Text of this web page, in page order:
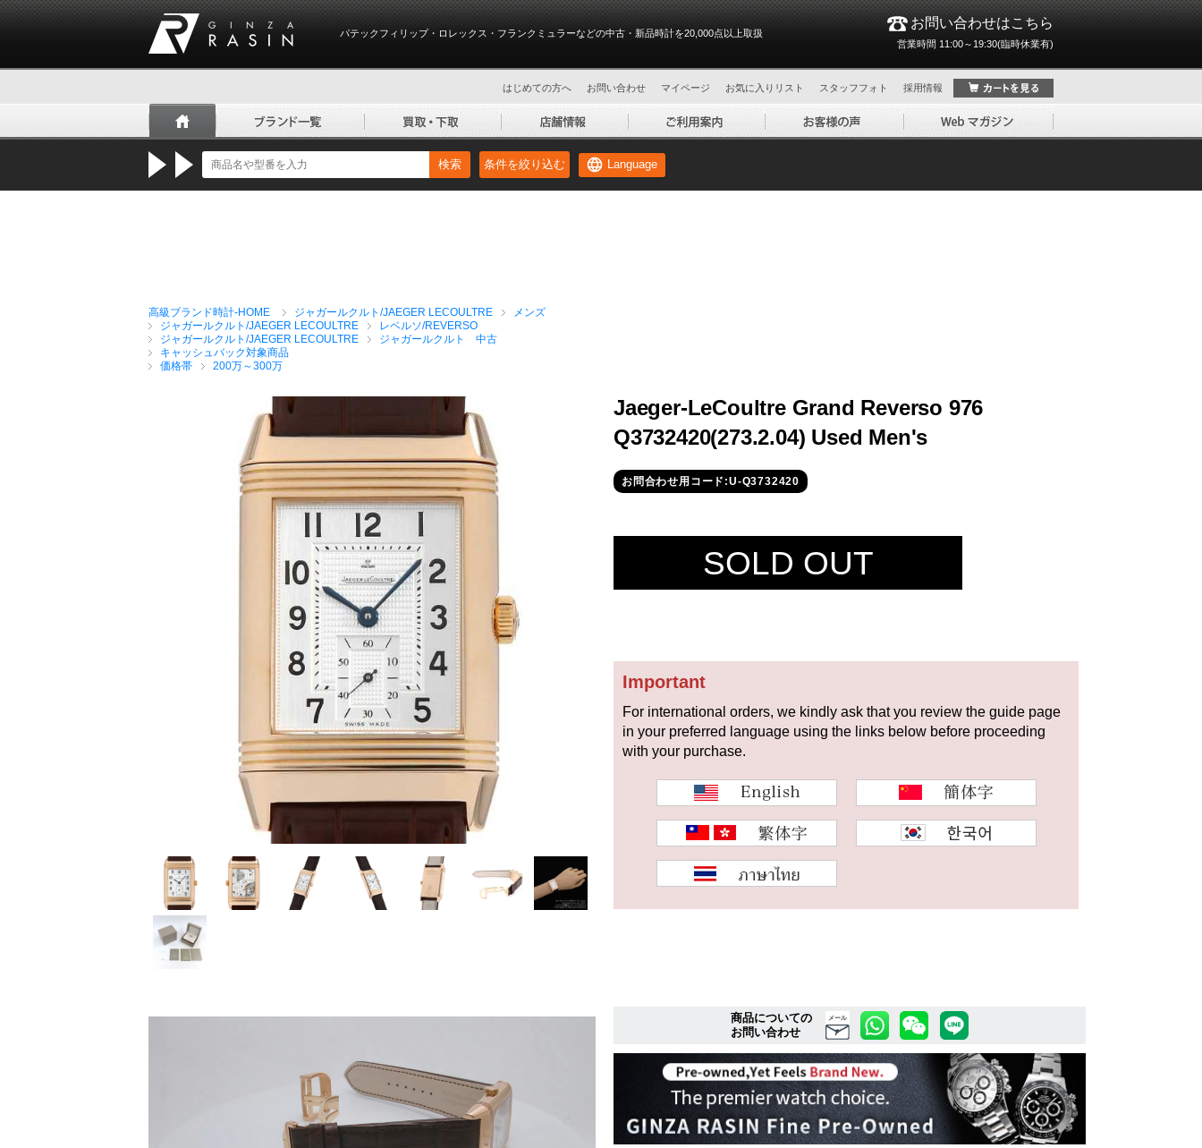
パテックフィリップ・ロレックス・フランクミュラーなどの中古・新品時計を20,000点以上取扱
お問い合わせはこちら
営業時間 11:00～19:30(臨時休業有)
はじめての方へ お問い合わせ マイページ お気に入りリスト スタッフフォト 採用情報
検索 条件を絞り込む Language
高級ブランド時計-HOME ジャガールクルト/JAEGER LECOULTRE
メンズ
ジャガールクルト/JAEGER LECOULTRE
レベルソ/REVERSO
ジャガールクルト/JAEGER LECOULTRE
ジャガールクルト 中古
キャッシュバック対象商品
価格帯
200万～300万
Jaeger-LeCoultre Grand Reverso 976
Q3732420(273.2.04) Used Men's
お問合わせ用コード:U-Q3732420
SOLD OUT
Important
For international orders, we kindly ask that you review the guide page
in your preferred language using the links below before proceeding
with your purchase.
商品についての
お問い合わせ
メール